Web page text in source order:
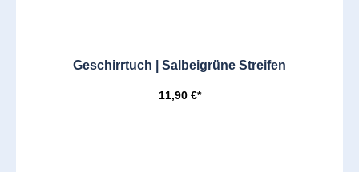
Geschirrtuch | Salbeigrüne Streifen
11,90 €*